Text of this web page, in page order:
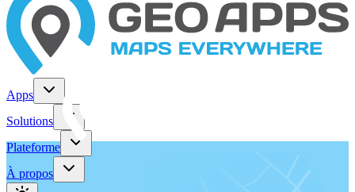
Apps
Solutions
Plateforme
À propos